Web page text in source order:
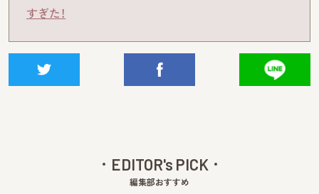
すぎた！
EDITOR's PICK
編集部おすすめ